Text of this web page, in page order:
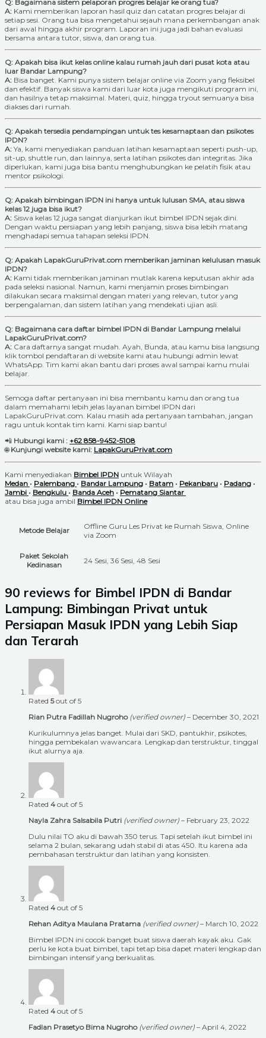
Q: Bagaimana sistem pelaporan progres belajar ke orang tua?
A: Kami memberikan laporan hasil quiz dan catatan progres belajar di
setiap sesi. Orang tua bisa mengetahui sejauh mana perkembangan anak
dari awal hingga akhir program. Laporan ini juga jadi bahan evaluasi
bersama antara tutor, siswa, dan orang tua.
Q: Apakah bisa ikut kelas online kalau rumah jauh dari pusat kota atau
luar Bandar Lampung?
A: Bisa banget. Kami punya sistem belajar online via Zoom yang fleksibel
dan efektif. Banyak siswa kami dari luar kota juga mengikuti program ini,
dan hasilnya tetap maksimal. Materi, quiz, hingga tryout semuanya bisa
diakses dari rumah.
Q: Apakah tersedia pendampingan untuk tes kesamaptaan dan psikotes
IPDN?
A: Ya, kami menyediakan panduan latihan kesamaptaan seperti push-up,
sit-up, shuttle run, dan lainnya, serta latihan psikotes dan integritas. Jika
diperlukan, kami juga bisa bantu menghubungkan ke pelatih fisik atau
mentor psikologi.
Q: Apakah bimbingan IPDN ini hanya untuk lulusan SMA, atau siswa
kelas 12 juga bisa ikut?
A: Siswa kelas 12 juga sangat dianjurkan ikut bimbel IPDN sejak dini.
Dengan waktu persiapan yang lebih panjang, siswa bisa lebih matang
menghadapi semua tahapan seleksi IPDN.
Q: Apakah LapakGuruPrivat.com memberikan jaminan kelulusan masuk
IPDN?
A: Kami tidak memberikan jaminan mutlak karena keputusan akhir ada
pada seleksi nasional. Namun, kami menjamin proses bimbingan
dilakukan secara maksimal dengan materi yang relevan, tutor yang
berpengalaman, dan sistem latihan yang mendekati ujian asli.
Q: Bagaimana cara daftar bimbel IPDN di Bandar Lampung melalui
LapakGuruPrivat.com?
A: Cara daftarnya sangat mudah. Ayah, Bunda, atau kamu bisa langsung
klik tombol pendaftaran di website kami atau hubungi admin lewat
WhatsApp. Tim kami akan bantu dari proses awal sampai kamu mulai
belajar.
Semoga daftar pertanyaan ini bisa membantu kamu dan orang tua
dalam memahami lebih jelas layanan bimbel IPDN dari
LapakGuruPrivat.com. Kalau masih ada pertanyaan tambahan, jangan
ragu untuk kontak tim kami. Kami siap bantu!
📲 Hubungi kami : +62 858-9452-5108
🌐Kunjungi website kami: LapakGuruPrivat.com
Kami menyediakan Bimbel IPDN untuk Wilayah
Medan • Palembang • Bandar Lampung • Batam • Pekanbaru • Padang •
Jambi • Bengkulu • Banda Aceh • Pematang Siantar
atau bisa juga ambil Bimbel IPDN Online
Metode Belajar
Offline Guru Les Privat ke Rumah Siswa, Online
via Zoom
Paket Sekolah
Kedinasan
24 Sesi, 36 Sesi, 48 Sesi
90 reviews for Bimbel IPDN di Bandar
Lampung: Bimbingan Privat untuk
Persiapan Masuk IPDN yang Lebih Siap
dan Terarah
Rated 5out of 5
Rian Putra Fadillah Nugroho (verified owner) – December 30, 2021
Kurikulumnya jelas banget. Mulai dari SKD, pantukhir, psikotes,
hingga pembekalan wawancara. Lengkap dan terstruktur, tinggal
ikut alurnya aja.
Rated 4 out of 5
Nayla Zahra Salsabila Putri (verified owner) – February 23, 2022
Dulu nilai TO aku di bawah 350 terus. Tapi setelah ikut bimbel ini
selama 2 bulan, sekarang udah stabil di atas 450. Itu karena ada
pembahasan terstruktur dan latihan yang konsisten.
Rated 4 out of 5
Rehan Aditya Maulana Pratama (verified owner) – March 10, 2022
Bimbel IPDN ini cocok banget buat siswa daerah kayak aku. Gak
perlu ke kota buat bimbel, tapi tetap bisa dapet materi lengkap dan
bimbingan intensif yang berkualitas.
Rated 4 out of 5
Fadlan Prasetyo Bima Nugroho (verified owner) – April 4, 2022